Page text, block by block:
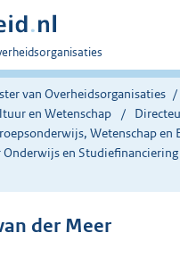
van Overheidsorganisaties
en Wetenschap
Wetenschap en
Onderwijs en Studiefinanciering
der Meer